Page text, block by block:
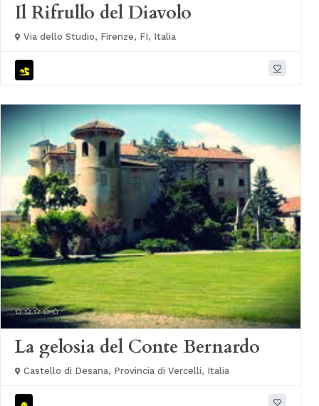
Il Rifrullo del Diavolo
Via dello Studio, Firenze, FI, Italia
La gelosia del Conte Bernardo
Castello di Desana, Provincia di Vercelli, Italia